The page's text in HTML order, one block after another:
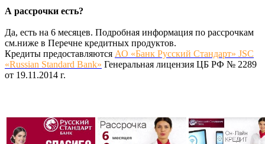
А рассрочки есть?
Да, есть на 6 месяцев. Подробная информация по рассрочкам
см.ниже в Перечне кредитных продуктов.
Кредиты предоставляются АО «Банк Русский Стандарт» JSC
«Russian Standard Bank» Генеральная лицензия ЦБ РФ № 2289
от 19.11.2014 г.